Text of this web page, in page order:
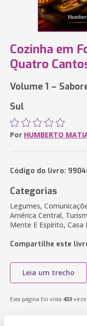
Cozinha em
Quatro
Volume 1 –
Sul
Por HUMBERTO
Código do livro:
Categorias
Legumes,
América Central,
Mente E Espírito, Casa
Compartilhe este
Leia um trecho
Esta página foi vista 433